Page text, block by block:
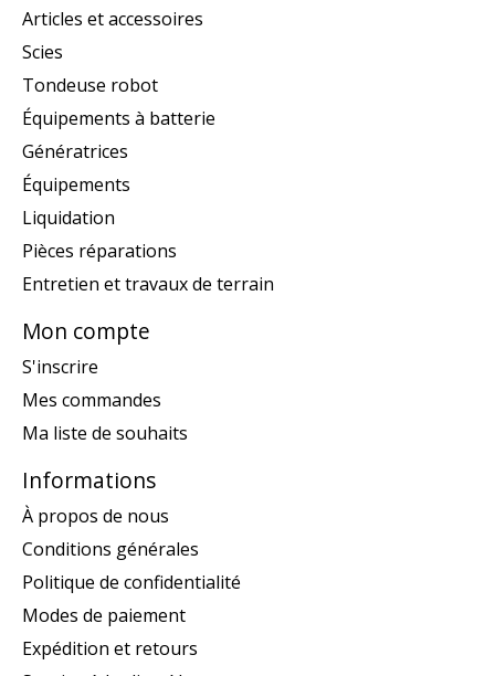
Articles et accessoires
Scies
Tondeuse robot
Équipements à batterie
Génératrices
Équipements
Liquidation
Pièces réparations
Entretien et travaux de terrain
Mon compte
S'inscrire
Mes commandes
Ma liste de souhaits
Informations
À propos de nous
Conditions générales
Politique de confidentialité
Modes de paiement
Expédition et retours